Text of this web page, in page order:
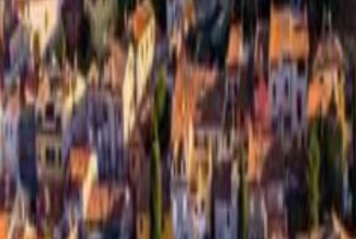
SOGGIORNO AD
ISCHIA – DAL 4 ALL’11
OTTOBRE 2026 –
HOTEL 4*
710,00€
AGGIUNGI AL
CARRELLO
MARRAKECH IN RIAD
– DAL 28 NOVEMBRE
AL 1 DICEMBRE 2026
– 4 giorni/3 notti
350,00
AGGIUNGI AL
CARRELLO